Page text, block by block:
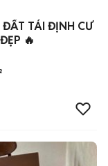
ĐẤT TÁI ĐỊNH CƯ
BẢO NINH – VỊ TRÍ ĐẸP 🔥